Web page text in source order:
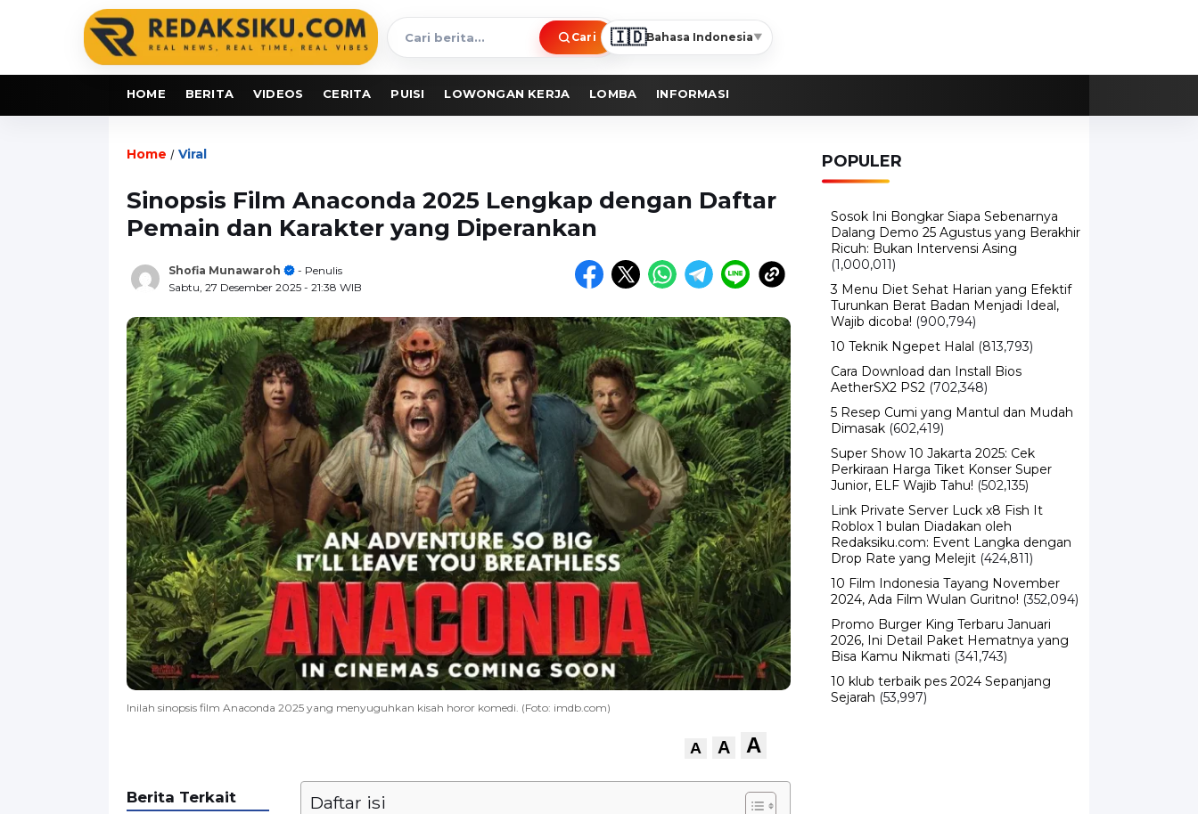
Cari
berita
Cari 🇮🇩Bahasa Indonesia▼
HOME BERITA VIDEOS CERITA PUISI LOWONGAN KERJA LOMBA INFORMASI
Home / Viral
Sinopsis Film Anaconda 2025 Lengkap dengan Daftar
Pemain dan Karakter yang Diperankan
Shofia Munawaroh
- Penulis
Sabtu, 27 Desember 2025 - 21:38 WIB
Inilah sinopsis film Anaconda 2025 yang menyuguhkan kisah horor komedi. (Foto: imdb.com)
A A A
Daftar isi
Berita Terkait
POPULER
Sosok Ini Bongkar Siapa Sebenarnya
Dalang Demo 25 Agustus yang Berakhir
Ricuh: Bukan Intervensi Asing
(1,000,011)
3 Menu Diet Sehat Harian yang Efektif
Turunkan Berat Badan Menjadi Ideal,
Wajib dicoba! (900,794)
10 Teknik Ngepet Halal (813,793)
Cara Download dan Install Bios
AetherSX2 PS2 (702,348)
5 Resep Cumi yang Mantul dan Mudah
Dimasak (602,419)
Super Show 10 Jakarta 2025: Cek
Perkiraan Harga Tiket Konser Super
Junior, ELF Wajib Tahu! (502,135)
Link Private Server Luck x8 Fish It
Roblox 1 bulan Diadakan oleh
Redaksiku.com: Event Langka dengan
Drop Rate yang Melejit (424,811)
10 Film Indonesia Tayang November
2024, Ada Film Wulan Guritno! (352,094)
Promo Burger King Terbaru Januari
2026, Ini Detail Paket Hematnya yang
Bisa Kamu Nikmati (341,743)
10 klub terbaik pes 2024 Sepanjang
Sejarah (53,997)